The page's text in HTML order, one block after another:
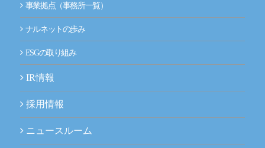
事業拠点（事務所一覧）
ナルネットの歩み
ESGの取り組み
IR情報
採用情報
ニュースルーム